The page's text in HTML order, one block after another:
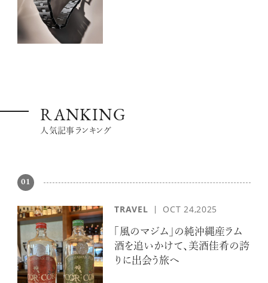
RANKING
人気記事ランキング
01
TRAVEL OCT 24,2025
「風のマジム」の純沖縄産ラム
酒を追いかけて、美酒佳肴の誇
りに出会う旅へ